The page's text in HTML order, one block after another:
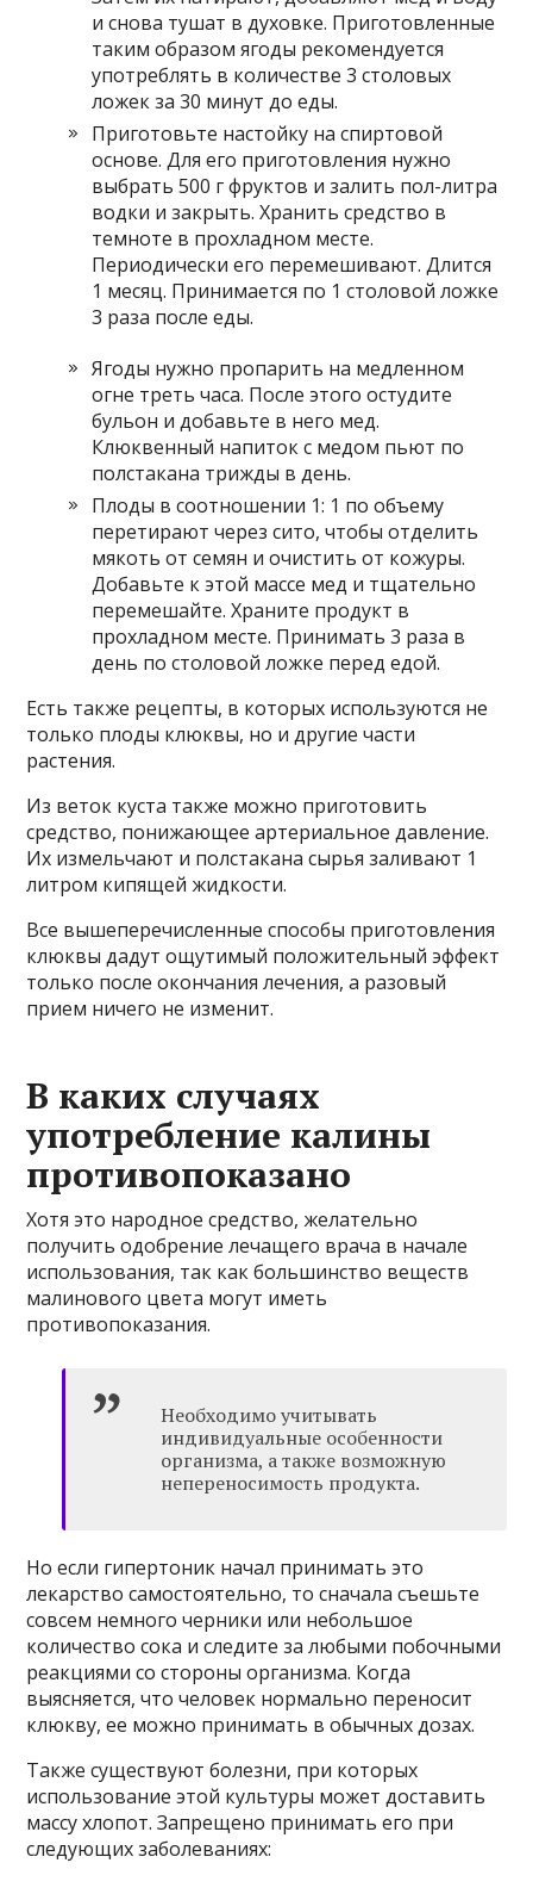
и снова тушат в духовке. Приготовленные
таким образом ягоды рекомендуется
употреблять в количестве 3 столовых
ложек за 30 минут до еды.
Приготовьте настойку на спиртовой
основе. Для его приготовления нужно
выбрать 500 г фруктов и залить пол-литра
водки и закрыть. Хранить средство в
темноте в прохладном месте.
Периодически его перемешивают. Длится
1 месяц. Принимается по 1 столовой ложке
3 раза после еды.
Ягоды нужно пропарить на медленном
огне треть часа. После этого остудите
бульон и добавьте в него мед.
Клюквенный напиток с медом пьют по
полстакана трижды в день.
Плоды в соотношении 1: 1 по объему
перетирают через сито, чтобы отделить
мякоть от семян и очистить от кожуры.
Добавьте к этой массе мед и тщательно
перемешайте. Храните продукт в
прохладном месте. Принимать 3 раза в
день по столовой ложке перед едой.
Есть также рецепты, в которых используются не
только плоды клюквы, но и другие части
растения.
Из веток куста также можно приготовить
средство, понижающее артериальное давление.
Их измельчают и полстакана сырья заливают 1
литром кипящей жидкости.
Все вышеперечисленные способы приготовления
клюквы дадут ощутимый положительный эффект
только после окончания лечения, а разовый
прием ничего не изменит.
В каких случаях
употребление калины
противопоказано
Хотя это народное средство, желательно
получить одобрение лечащего врача в начале
использования, так как большинство веществ
малинового цвета могут иметь
противопоказания.
Необходимо учитывать
индивидуальные особенности
организма, а также возможную
непереносимость продукта.
Но если гипертоник начал принимать это
лекарство самостоятельно, то сначала съешьте
совсем немного черники или небольшое
количество сока и следите за любыми побочными
реакциями со стороны организма. Когда
выясняется, что человек нормально переносит
клюкву, ее можно принимать в обычных дозах.
Также существуют болезни, при которых
использование этой культуры может доставить
массу хлопот. Запрещено принимать его при
следующих заболеваниях: